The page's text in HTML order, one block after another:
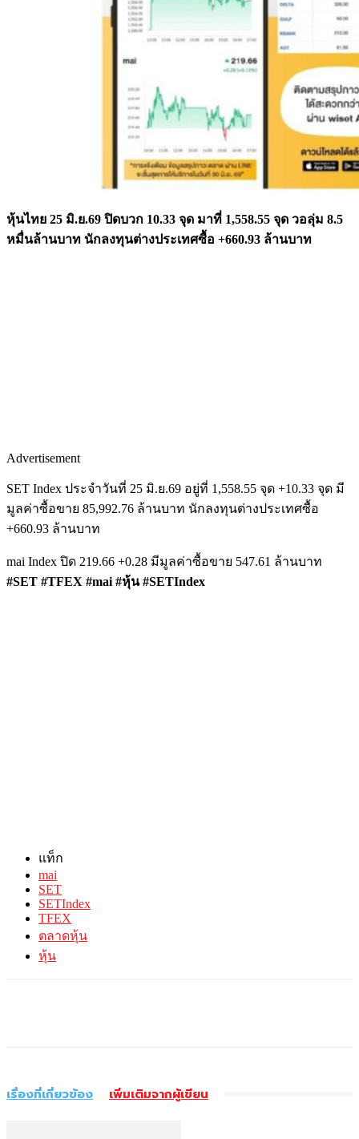
หุ้นไทย 25 มิ.ย.69 ปิดบวก 10.33 จุด มาที่ 1,558.55 จุด วอลุ่ม 8.5
หมื่นล้านบาท นักลงทุนต่างประเทศซื้อ +660.93 ล้านบาท
Advertisement
SET Index ประจำวันที่ 25 มิ.ย.69 อยู่ที่ 1,558.55 จุด +10.33 จุด มี
มูลค่าซื้อขาย 85,992.76 ล้านบาท นักลงทุนต่างประเทศซื้อ
+660.93 ล้านบาท
mai Index ปิด 219.66 +0.28 มีมูลค่าซื้อขาย 547.61 ล้านบาท
#SET #TFEX #mai #หุ้น #SETIndex
แท็ก
mai
SET
SETIndex
TFEX
ตลาดหุ้น
หุ้น
เรื่องที่เกี่ยวข้อง เพิ่มเติมจากผู้เขียน